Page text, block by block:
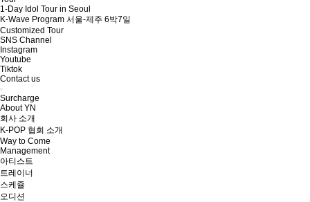
1-Day Idol Tour in Seoul
K-Wave Program 서울-제주 6박7일
Customized Tour
SNS Channel
Instagram
Youtube
Tiktok
Contact us
Surcharge
About YN
회사 소개
K-POP 협회 소개
Way to Come
Management
아티스트
트레이너
스케쥴
오디션